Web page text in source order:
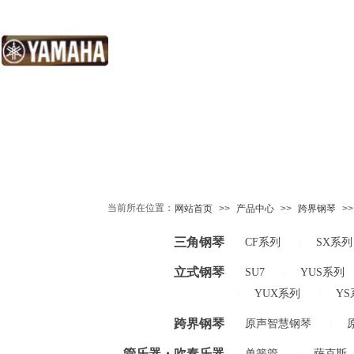
网站首页 >> 产品中心 >> 跨界钢琴 >>
当前所在位置：
三角钢琴 CF系列 SX系列
立式钢琴 SU7 YUS系列
YUX系列 YS
跨界钢琴 原声智慧钢琴